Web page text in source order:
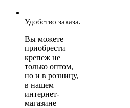
Удобство заказа.
Вы можете
приобрести
крепеж не
только оптом,
но и в розницу,
в нашем
интернет-
магазине